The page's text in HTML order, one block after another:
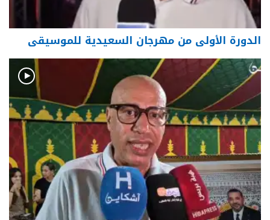
الدورة الأولى من مهرجان السعيدية للموسيقى